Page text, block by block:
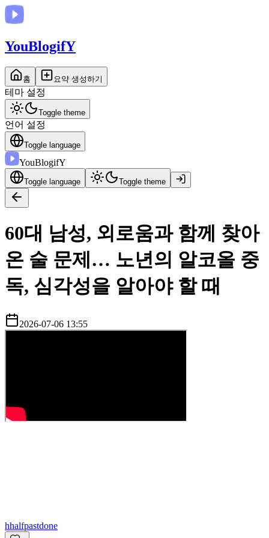
YouBlogifY
홈 요약 생성하기
테마 설정
Toggle theme
언어 설정
Toggle language
YouBlogifY
Toggle language Toggle theme
60대 남성, 외로움과 함께 찾아
온 술 문제… 노년의 알코올 중
독, 심각성을 알아야 할 때
2026-07-06 13:55
hhalfpastdone